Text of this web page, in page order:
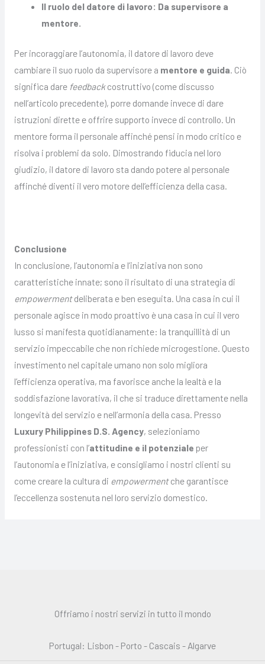
Il ruolo del datore di lavoro: Da supervisore a
mentore.
Per incoraggiare l’autonomia, il datore di lavoro deve
cambiare il suo ruolo da supervisore a mentore e guida. Ciò
significa dare feedbackcostruttivo (come discusso
nell’articolo precedente), porre domande invece di dare
istruzioni dirette e offrire supporto invece di controllo. Un
mentore forma il personale affinché pensi in modo critico e
risolva i problemi da solo. Dimostrando fiducia nel loro
giudizio, il datore di lavoro sta dando potere al personale
affinché diventi il vero motore dell’efficienza della casa.
Conclusione
In conclusione, l’autonomia e l’iniziativa non sono
caratteristiche innate; sono il risultato di una strategia di
empowermentdeliberata e ben eseguita. Una casa in cui il
personale agisce in modo proattivo è una casa in cui il vero
lusso si manifesta quotidianamente: la tranquillità di un
servizio impeccabile che non richiede microgestione. Questo
investimento nel capitale umano non solo migliora
l’efficienza operativa, ma favorisce anche la lealtà e la
soddisfazione lavorativa, il che si traduce direttamente nella
longevità del servizio e nell’armonia della casa. Presso
Luxury Philippines D.S. Agency, selezioniamo
professionisti con l’attitudine e il potenziale per
l’autonomia e l’iniziativa, e consigliamo i nostri clienti su
come creare la cultura di empowermentche garantisce
l’eccellenza sostenuta nel loro servizio domestico.
Offriamo i nostri servizi in tutto il mondo
Portugal: Lisbon - Porto - Cascais - Algarve